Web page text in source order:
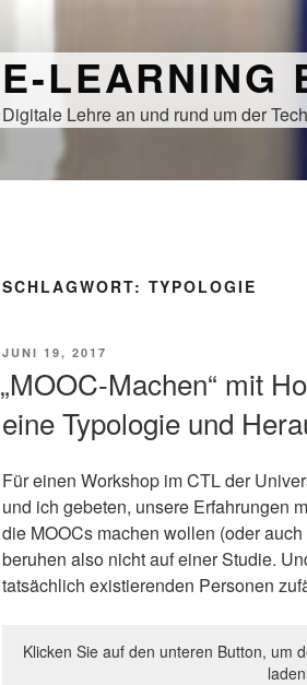
E-LEARNING
Digitale Lehre an und rund um der
SCHLAGWORT: TYPOLOGIE
VERÖFFENTLICHT
JUNI 19, 2017
„MOOC-Machen“ mit
eine Typologie und
Für einen Workshop im CTL der
und ich gebeten, unsere Erfahrungen
die MOOCs machen wollen (oder
beruhen also nicht auf einer Studie.
tatsächlich existierenden Personen
Klicken Sie auf den unteren Button, um